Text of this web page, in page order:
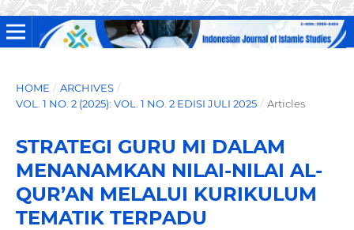
HOME / ARCHIVES /
VOL. 1 NO. 2 (2025): VOL. 1 NO. 2 EDISI JULI 2025 / Articles
STRATEGI GURU MI DALAM
MENANAMKAN NILAI-NILAI AL-
QUR’AN MELALUI KURIKULUM
TEMATIK TERPADU